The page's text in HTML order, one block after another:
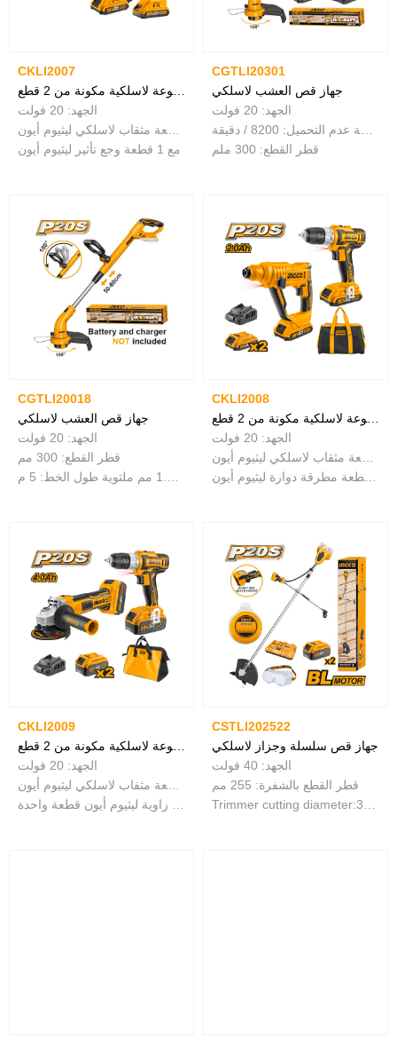
CKLI2007
مجموعة لاسلكية مكونة من 2 قطع
الجهد: 20 فولت
مع 1 قطعة وجع تأثير ليثيوم أيون
CGTLI20301
جهاز قص العشب لاسلكي
الجهد: 20 فولت
قطر القطع: 300 ملم
CGTLI20018
جهاز قص العشب لاسلكي
الجهد: 20 فولت
قطر القطع: 300 مم
CKLI2008
مجموعة لاسلكية مكونة من 2 قطع
الجهد: 20 فولت
CKLI2009
مجموعة لاسلكية مكونة من 2 قطع
الجهد: 20 فولت
CSTLI202522
جهاز قص سلسلة وجزاز لاسلكي
الجهد: 40 فولت
قطر القطع بالشفرة: 255 مم